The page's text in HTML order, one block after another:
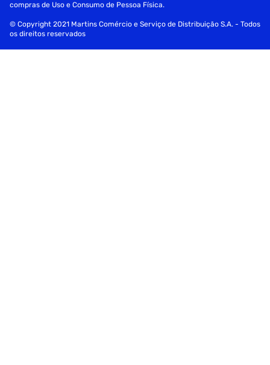
compras de Uso e Consumo de Pessoa Física.
© Copyright 2021 Martins Comércio e Serviço de Distribuição S.A. - Todos
os direitos reservados